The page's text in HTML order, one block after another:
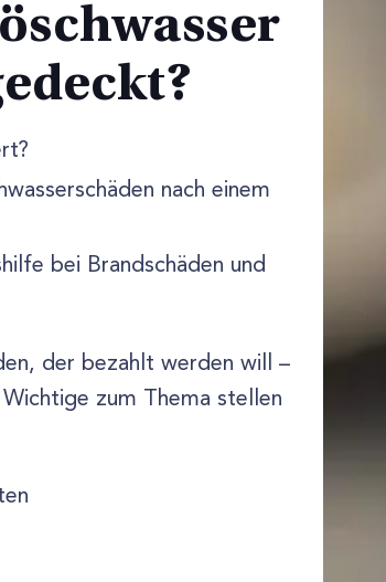
nach einem
bei Brandschäden und
der bezahlt werden will –
zum Thema stellen